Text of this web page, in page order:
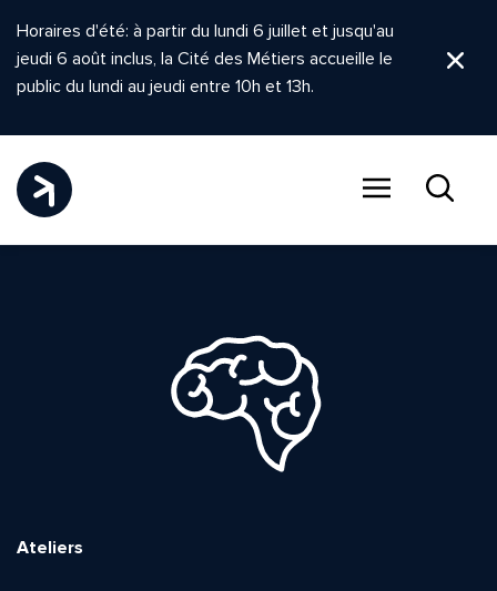
Horaires d'été: à partir du lundi 6 juillet et jusqu'au
jeudi 6 août inclus, la Cité des Métiers accueille le
public du lundi au jeudi entre 10h et 13h.
Ateliers